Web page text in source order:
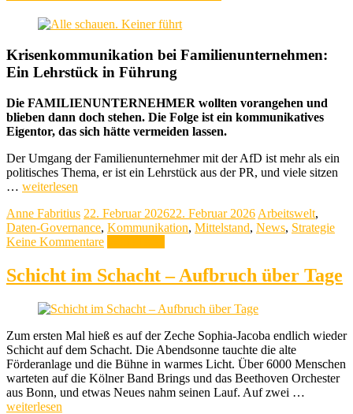
Krisenkommunikation bei Familienunternehmen:
Ein Lehrstück in Führung
Die FAMILIENUNTERNEHMER wollten vorangehen und
blieben dann doch stehen. Die Folge ist ein kommunikatives
Eigentor, das sich hätte vermeiden lassen.
Der Umgang der Familienunternehmer mit der AfD ist mehr als ein
politisches Thema, er ist ein Lehrstück aus der PR, und viele sitzen
… weiterlesen
Anne Fabritius 22. Februar 202622. Februar 2026 Arbeitswelt,
Daten-Governance, Kommunikation, Mittelstand, News, Strategie
Keine Kommentare
Schicht im Schacht – Aufbruch über Tage
Zum ersten Mal hieß es auf der Zeche Sophia-Jacoba endlich wieder
Schicht auf dem Schacht. Die Abendsonne tauchte die alte
Förderanlage und die Bühne in warmes Licht. Über 6000 Menschen
warteten auf die Kölner Band Brings und das Beethoven Orchester
aus Bonn, und etwas Neues nahm seinen Lauf. Auf zwei …
weiterlesen